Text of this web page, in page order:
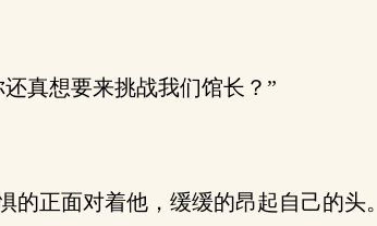
真想要来挑战我们馆长？”
正面对着他，缓缓的昂起自己的头。